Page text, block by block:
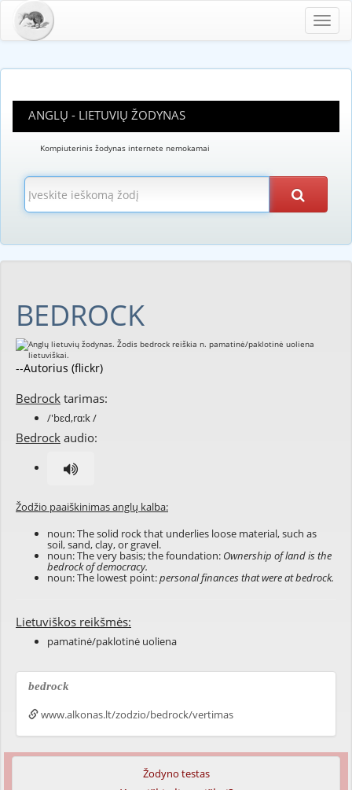
ANGLŲ - LIETUVIŲ ŽODYNAS
Kompiuterinis žodynas internete nemokamai
BEDROCK
--Autorius (flickr)
Bedrock tarimas:
/'bɛd,rɑ:k /
Bedrock audio:
Žodžio paaiškinimas anglų kalba:
noun: The solid rock that underlies loose material, such as
soil, sand, clay, or gravel.
noun: The very basis; the foundation: Ownership of land is the
bedrock of democracy.
noun: The lowest point:personal finances that were at bedrock.
Lietuviškos reikšmės:
pamatinė/paklotinė uoliena
bedrock
www.alkonas.lt/zodzio/bedrock/vertimas
Žodyno testas